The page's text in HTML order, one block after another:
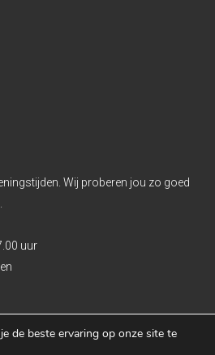
Wij proberen jou zo goed
uur
de beste ervaring op onze site te